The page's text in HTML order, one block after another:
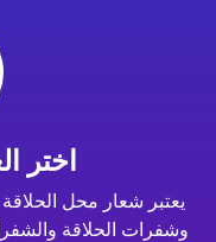
اختر
يعتبر شعار محل
وشفرات الحلاقة